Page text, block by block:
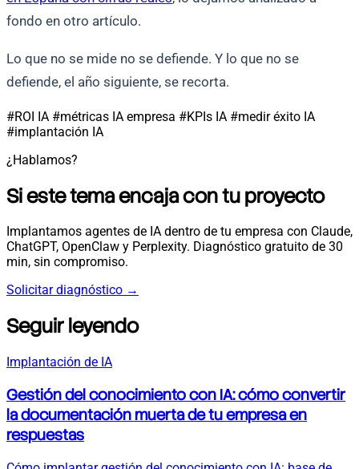
fondo en otro artículo.
Lo que no se mide no se defiende. Y lo que no se
defiende, el año siguiente, se recorta.
#ROI IA #métricas IA empresa #KPIs IA #medir éxito IA
#implantación IA
¿Hablamos?
Si este tema encaja con tu proyecto
Implantamos agentes de IA dentro de tu empresa con Claude,
ChatGPT, OpenClaw y Perplexity. Diagnóstico gratuito de 30
min, sin compromiso.
Solicitar diagnóstico →
Seguir leyendo
Implantación de IA
Gestión del conocimiento con IA: cómo convertir
la documentación muerta de tu empresa en
respuestas